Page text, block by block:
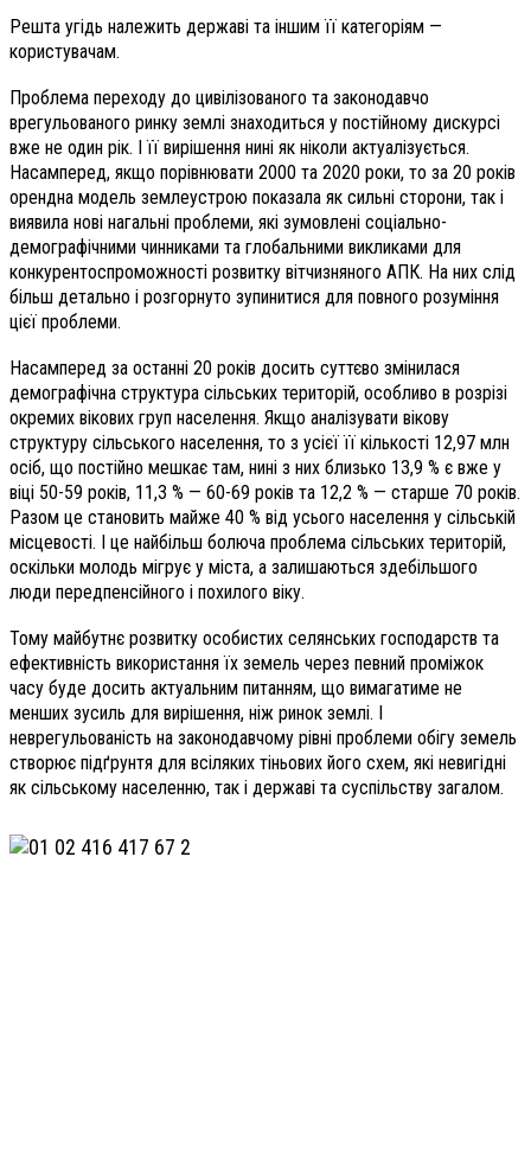
Решта угідь належить державі та іншим її категоріям —
користувачам.
Проблема переходу до цивілізованого та законодавчо
врегульованого ринку землі знаходиться у постійному дискурсі
вже не один рік. І її вирішення нині як ніколи актуалізується.
Насамперед, якщо порівнювати 2000 та 2020 роки, то за 20 років
орендна модель землеустрою показала як сильні сторони, так і
виявила нові нагальні проблеми, які зумовлені соціально-
демографічними чинниками та глобальними викликами для
конкурентоспроможності розвитку вітчизняного АПК. На них слід
більш детально і розгорнуто зупинитися для повного розуміння
цієї проблеми.
Насамперед за останні 20 років досить суттєво змінилася
демографічна структура сільських територій, особливо в розрізі
окремих вікових груп населення. Якщо аналізувати вікову
структуру сільського населення, то з усієї її кількості 12,97 млн
осіб, що постійно мешкає там, нині з них близько 13,9 % є вже у
віці 50-59 років, 11,3 % — 60-69 років та 12,2 % — старше 70 років.
Разом це становить майже 40 % від усього населення у сільській
місцевості. І це найбільш болюча проблема сільських територій,
оскільки молодь мігрує у міста, а залишаються здебільшого
люди передпенсійного і похилого віку.
Тому майбутнє розвитку особистих селянських господарств та
ефективність використання їх земель через певний промі­жок
часу буде досить актуальним питанням, що вимагатиме не
менших зусиль для вирішення, ніж ринок землі. І
неврегульованість на законодавчому рівні проблеми обігу земель
створює підґрунтя для всіляких тіньових його схем, які невигідні
як сільському населенню, так і державі та суспільству загалом.